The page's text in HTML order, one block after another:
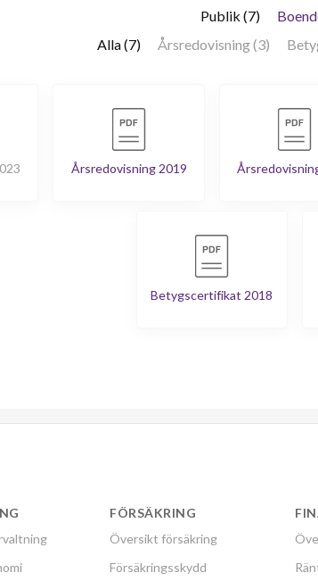
Publik (7)
Alla (7)
Årsredovisning (3)
Årsredovisning 2019
Betygscertifikat 2018
FÖRSÄKRING
Översikt försäkring
Försäkringsskydd